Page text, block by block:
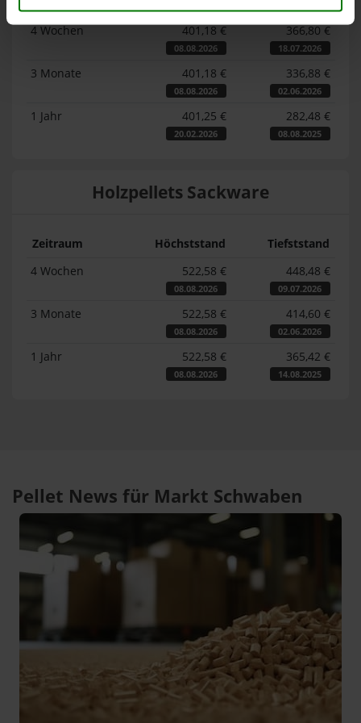
4 Wochen
401,18 €
08.08.2026
366,80 €
18.07.2026
3 Monate 401,18 €
08.08.2026
336,88 €
02.06.2026
1 Jahr 401,25 €
20.02.2026
282,48 €
08.08.2025
Holzpellets Sackware
Zeitraum Höchststand
Tiefststand
4 Wochen
522,58 €
08.08.2026
448,48 €
09.07.2026
3 Monate 522,58 €
08.08.2026
414,60 €
02.06.2026
1 Jahr 522,58 €
08.08.2026
365,42 €
14.08.2025
Pellet News für Markt Schwaben